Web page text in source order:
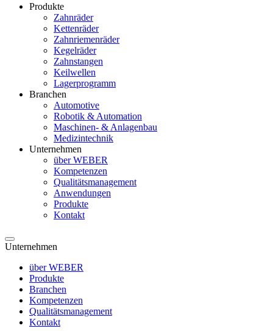
Produkte
Zahnräder
Kettenräder
Zahnriemenräder
Kegelräder
Zahnstangen
Keilwellen
Lagerprogramm
Branchen
Automotive
Robotik & Automation
Maschinen- & Anlagenbau
Medizintechnik
Unternehmen
über WEBER
Kompetenzen
Qualitätsmanagement
Anwendungen
Produkte
Kontakt
Unternehmen
über WEBER
Produkte
Branchen
Kompetenzen
Qualitätsmanagement
Kontakt